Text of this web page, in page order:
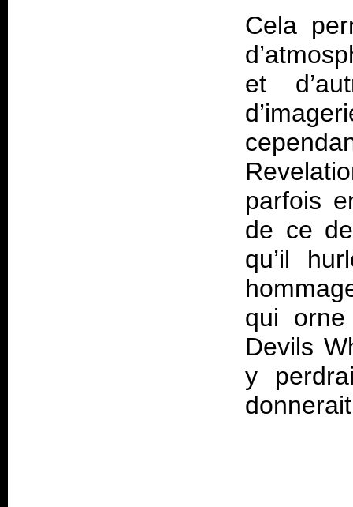
Cela
et
parfois
de ce
qu’il
qui orne
Devils
y